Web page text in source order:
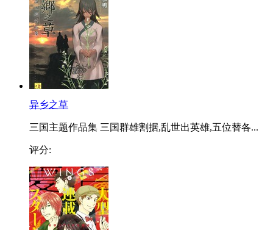
异乡之草
三国主题作品集 三国群雄割据,乱世出英雄,五位替各...
评分: